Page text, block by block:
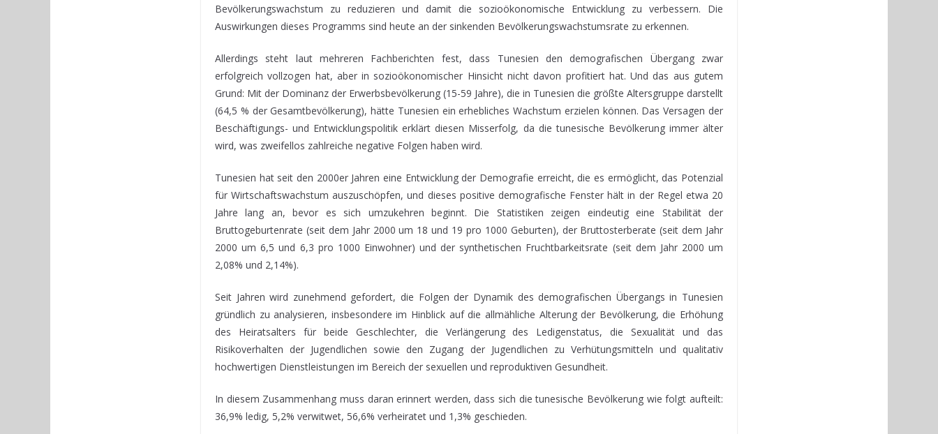
Bevölkerungswachstum zu reduzieren und damit die sozioökonomische Entwicklung zu verbessern. Die
Auswirkungen dieses Programms sind heute an der sinkenden Bevölkerungswachstumsrate zu erkennen.
Allerdings steht laut mehreren Fachberichten fest, dass Tunesien den demografischen Übergang zwar
erfolgreich vollzogen hat, aber in sozioökonomischer Hinsicht nicht davon profitiert hat. Und das aus gutem
Grund: Mit der Dominanz der Erwerbsbevölkerung (15-59 Jahre), die in Tunesien die größte Altersgruppe darstellt
(64,5 % der Gesamtbevölkerung), hätte Tunesien ein erhebliches Wachstum erzielen können. Das Versagen der
Beschäftigungs- und Entwicklungspolitik erklärt diesen Misserfolg, da die tunesische Bevölkerung immer älter
wird, was zweifellos zahlreiche negative Folgen haben wird.
Tunesien hat seit den 2000er Jahren eine Entwicklung der Demografie erreicht, die es ermöglicht, das Potenzial
für Wirtschaftswachstum auszuschöpfen, und dieses positive demografische Fenster hält in der Regel etwa 20
Jahre lang an, bevor es sich umzukehren beginnt. Die Statistiken zeigen eindeutig eine Stabilität der
Bruttogeburtenrate (seit dem Jahr 2000 um 18 und 19 pro 1000 Geburten), der Bruttosterberate (seit dem Jahr
2000 um 6,5 und 6,3 pro 1000 Einwohner) und der synthetischen Fruchtbarkeitsrate (seit dem Jahr 2000 um
2,08% und 2,14%).
Seit Jahren wird zunehmend gefordert, die Folgen der Dynamik des demografischen Übergangs in Tunesien
gründlich zu analysieren, insbesondere im Hinblick auf die allmähliche Alterung der Bevölkerung, die Erhöhung
des Heiratsalters für beide Geschlechter, die Verlängerung des Ledigenstatus, die Sexualität und das
Risikoverhalten der Jugendlichen sowie den Zugang der Jugendlichen zu Verhütungsmitteln und qualitativ
hochwertigen Dienstleistungen im Bereich der sexuellen und reproduktiven Gesundheit.
In diesem Zusammenhang muss daran erinnert werden, dass sich die tunesische Bevölkerung wie folgt aufteilt:
36,9% ledig, 5,2% verwitwet, 56,6% verheiratet und 1,3% geschieden.